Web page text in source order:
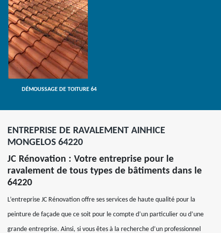
DÉMOUSSAGE DE TOITURE 64
ENTREPRISE DE RAVALEMENT AINHICE
MONGELOS 64220
JC Rénovation : Votre entreprise pour le
ravalement de tous types de bâtiments dans le
64220
L’entreprise JC Rénovation offre ses services de haute qualité pour la
peinture de façade que ce soit pour le compte d’un particulier ou d’une
grande entreprise. Ainsi, si vous êtes à la recherche d’un professionnel